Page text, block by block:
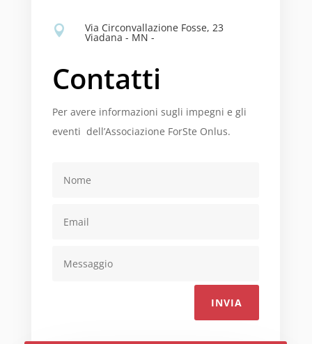
 Via Circonvallazione Fosse, 23
Viadana - MN -
Contatti
Per avere informazioni sugli impegni e gli
eventi dell’Associazione ForSte Onlus.
INVIA